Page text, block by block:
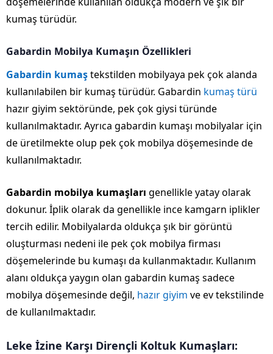
kumaş türüdür.
Gabardin Mobilya Kumaşın Özellikleri
Gabardin kumaştekstilden mobilyaya pek çok alanda
kullanılabilen bir kumaş türüdür. Gabardin kumaş türü
hazır giyim sektöründe, pek çok giysi türünde
kullanılmaktadır. Ayrıca gabardin kumaşı mobilyalar için
de üretilmekte olup pek çok mobilya döşemesinde de
kullanılmaktadır.
Gabardin mobilya kumaşları genellikle yatay olarak
dokunur. İplik olarak da genellikle ince kamgarn iplikler
tercih edilir. Mobilyalarda oldukça şık bir görüntü
oluşturması nedeni ile pek çok mobilya firması
döşemelerinde bu kumaşı da kullanmaktadır. Kullanım
alanı oldukça yaygın olan gabardin kumaş sadece
mobilya döşemesinde değil, hazır giyim ve ev tekstilinde
de kullanılmaktadır.
Leke İzine Karşı Dirençli Koltuk Kumaşları: